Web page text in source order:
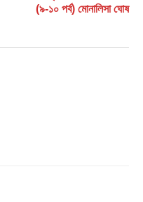
(৯-১০ পর্ব) মোনালিসা ঘোষ